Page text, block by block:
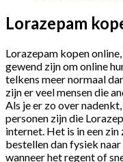
Lorazepam
Lorazepam kopen
gewend zijn om online
telkens meer normaal
zijn er veel mensen die
Als je er zo over
personen zijn die
internet. Het is in een
bestellen dan fysiek
wanneer het regent of